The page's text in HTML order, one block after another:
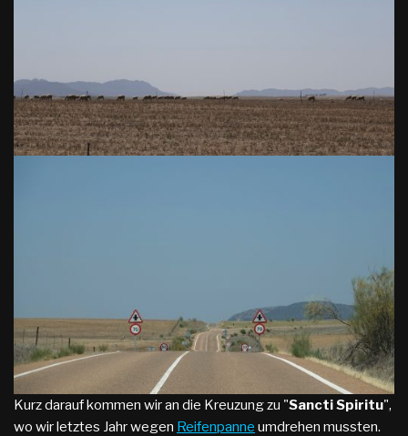
Kurz darauf kommen wir an die Kreuzung zu "Sancti Spiritu",
wo wir letztes Jahr wegen Reifenpanne umdrehen mussten.